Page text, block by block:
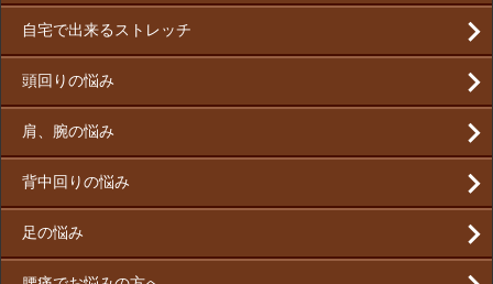
自宅で出来るストレッチ
頭回りの悩み
肩、腕の悩み
背中回りの悩み
足の悩み